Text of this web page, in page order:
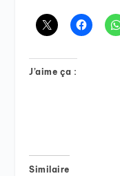
J’aime ça :
Similaire